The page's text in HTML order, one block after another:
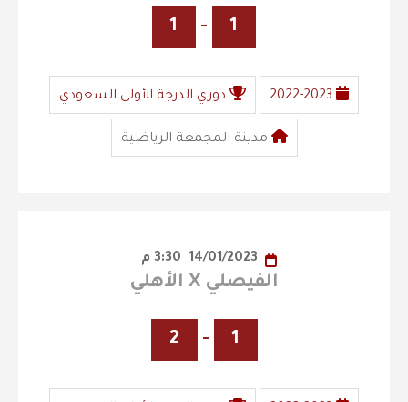
1
-
1
2022-2023 دوري الدرجة الأولى السعودي
مدينة المجمعة الرياضية
الفيصلي X الأهلي
1
-
2